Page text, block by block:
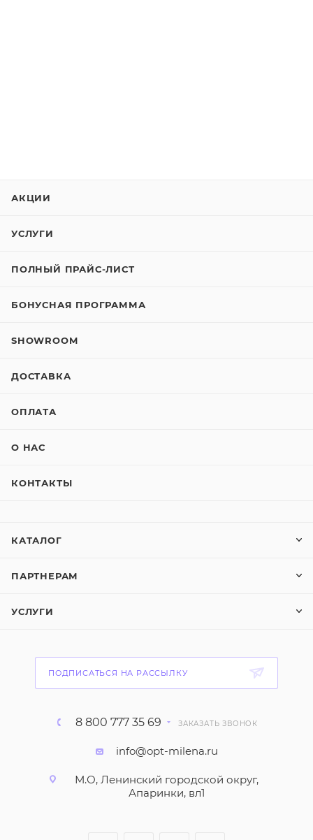
АКЦИИ
УСЛУГИ
ПОЛНЫЙ ПРАЙС-ЛИСТ
БОНУСНАЯ ПРОГРАММА
SHOWROOM
ДОСТАВКА
ОПЛАТА
О НАС
КОНТАКТЫ
КАТАЛОГ
ПАРТНЕРАМ
УСЛУГИ
ПОДПИСАТЬСЯ НА РАССЫЛКУ
8 800 777 35 69 ЗАКАЗАТЬ ЗВОНОК
info@opt-milena.ru
М.О, Ленинский городской округ,
Апаринки, вл1